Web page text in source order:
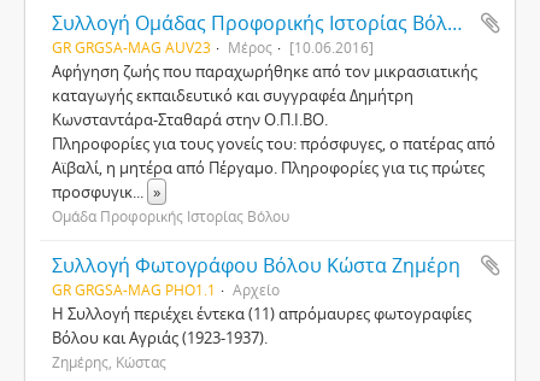
Συλλογή Ομάδας Προφορικής Ιστορίας Βόλου (Ο.Π.Ι.ΒΟ.)
GR GRGSA-MAG AUV23 Μέρος [10.06.2016]
Αφήγηση ζωής που παραχωρήθηκε από τον μικρασιατικής
καταγωγής εκπαιδευτικό και συγγραφέα Δημήτρη
Κωνσταντάρα-Σταθαρά στην Ο.Π.Ι.ΒΟ.
Πληροφορίες για τους γονείς του: πρόσφυγες, ο πατέρας από
Αϊβαλί, η μητέρα από Πέργαμο. Πληροφορίες για τις πρώτες
προσφυγικ... »
Ομάδα Προφορικής Ιστορίας Βόλου
Συλλογή Φωτογράφου Βόλου Κώστα Ζημέρη
GR GRGSA-MAG PHO1.1 Αρχείο
Η Συλλογή περιέχει έντεκα (11) απρόμαυρες φωτογραφίες
Βόλου και Αγριάς (1923-1937).
Ζημέρης, Κώστας